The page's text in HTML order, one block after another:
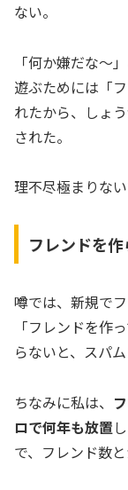
ない。
「何か嫌だな～
遊ぶためには「
れたから、しょ
された。
理不尽極まりない
フレンドを
噂では、新規で
「フレンドを作
らないと、スパ
ちなみに私は、
ロで何年も放置
で、フレンド数